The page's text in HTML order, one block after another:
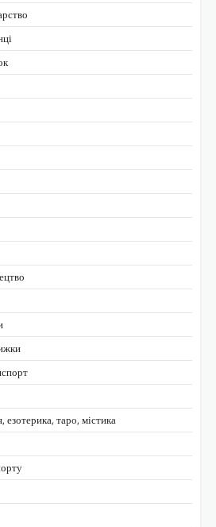
езотерика, таро, містика